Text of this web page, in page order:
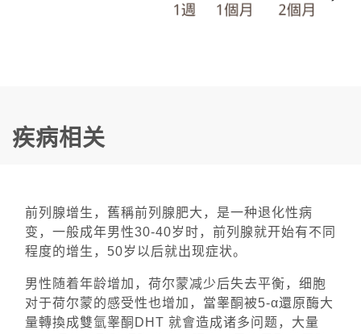
疾病相关
前列腺增生，舊稱前列腺肥大，是一种退化性病
变，一般成年男性30-40岁时，前列腺就开始有不同
程度的增生，50岁以后就出现症状。
男性随着年龄增加，荷尔蒙减少后失去平衡，细胞
对于荷尔蒙的感受性也增加，當睾酮被5-α還原酶大
量轉換成雙氫睾酮DHT 就會造成诸多问题，大量